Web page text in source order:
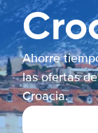
Ahorre
las ofertas
Croacia.